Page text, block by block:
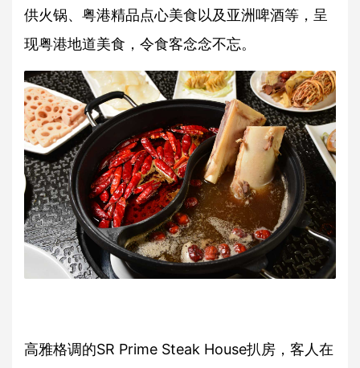
供火锅、粤港精品点心美食以及亚洲啤酒等，呈
现粤港地道美食，令食客念念不忘。
高雅格调的SR Prime Steak House扒房，客人在